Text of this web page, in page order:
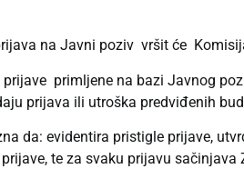
na Javni poziv vršit će
primljene na bazi Javnog
prijava ili utroška predviđenih
da: evidentira pristigle prijave,
te za svaku prijavu sačinjava